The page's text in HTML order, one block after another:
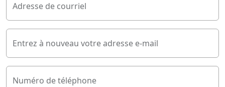
Adresse de courriel
Entrez à nouveau votre adresse e-mail
Numéro de téléphone